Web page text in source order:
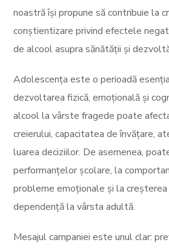
noastră își propune să contribuie la
conștientizare privind efectele
de alcool asupra sănătății și
Adolescența este o perioadă
dezvoltarea fizică, emoțională și
alcool la vârste fragede poate
creierului, capacitatea de învățare,
luarea deciziilor. De asemenea,
performanțelor școlare, la
probleme emoționale și la creșterea
dependență la vârsta adultă.
Mesajul campaniei este unul clar: